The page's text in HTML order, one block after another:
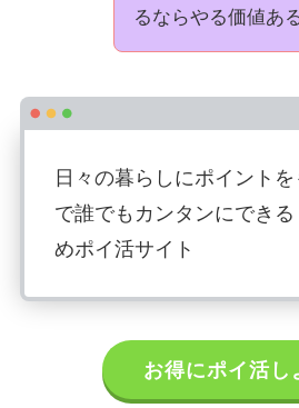
るならやる価値あ
日々の暮らしにポイント
で誰でもカンタンにでき
めポイ活サイト
お得にポイ活し